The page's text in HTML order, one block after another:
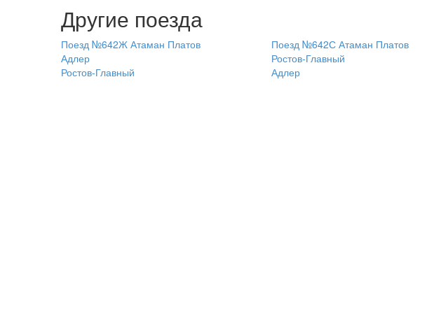
Другие поезда
Поезд №642Ж Атаман Платов
Адлер
Ростов-Главный
Поезд №642С Атаман Платов
Ростов-Главный
Адлер